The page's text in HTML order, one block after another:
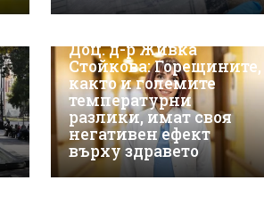
Доц. д-р Живка
Стойкова: Горещините,
както и големите
температурни
разлики, имат своя
негативен ефект
върху здравето